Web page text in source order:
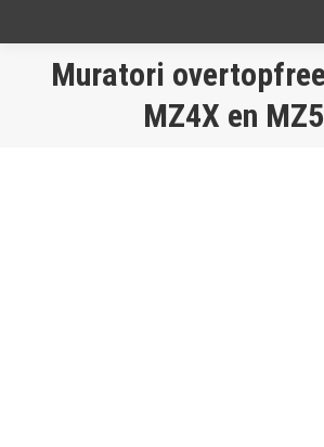
Muratori
MZ4X en
Je bent hier: